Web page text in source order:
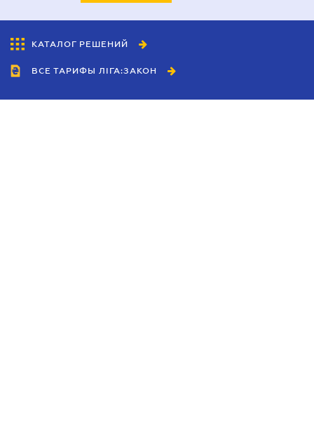
КАТАЛОГ РЕШЕНИЙ
ВСЕ ТАРИФЫ ЛІГА:ЗАКОН